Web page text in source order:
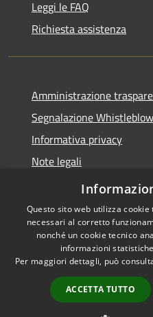
Leggi le FAQ
Richiesta assistenza
Amministrazione
Segnalazione
Informativa privacy
Note legali
Dichiarazione di
Accessibilità
Questo sito web utilizza
necessari al corretto
nonché un cookie tecnico
informazioni
Per maggiori dettagli, può
ACCETTA TUTTO